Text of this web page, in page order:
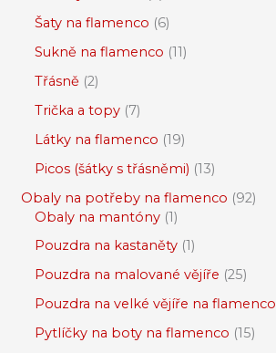
Šaty na flamenco 6
Sukně na flamenco 11
Třásně 2
Trička a topy 7
Látky na flamenco 19
Picos (šátky s třásněmi) 13
Obaly na potřeby na flamenco 92
Obaly na mantóny 1
Pouzdra na kastaněty 1
Pouzdra na malované vějíře 25
Pouzdra na velké vějíře na flamenco
Pytlíčky na boty na flamenco 15